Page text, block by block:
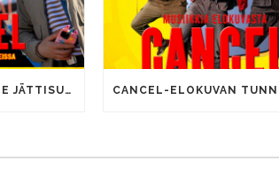
CANCEL-ELOKUVALLE JÄTTISUOSIO – AVAUSPÄIVÄNÄ JO 15 492 KATSOJAA!